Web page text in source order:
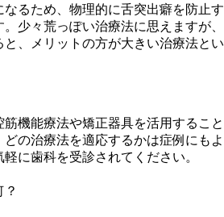
るため、物理的に舌突出癖を防止す
少々荒っぽい治療法に思えますが、
、メリットの方が大きい治療法とい
機能療法や矯正器具を活用すること
の治療法を適応するかは症例にもよ
に歯科を受診されてください。